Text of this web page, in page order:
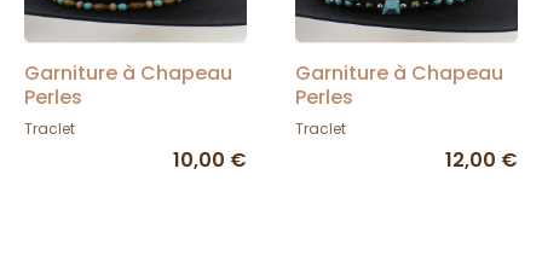
Garniture à Chapeau
Perles
bleu/marron/beige -
Traclet
10,00 €
Garniture à Chapeau
Perles
bleu/argent/cordage
Traclet
12,00 €